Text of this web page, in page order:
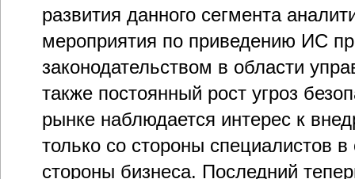
развития данного сегмента
мероприятия по приведению ИС
законодательством в области
также постоянный рост угроз
рынке наблюдается интерес к
только со стороны специалистов
стороны бизнеса. Последний